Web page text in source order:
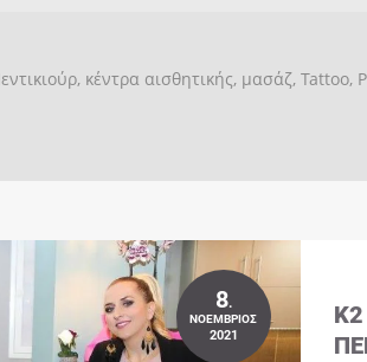
κέντρα αισθητικής, μασάζ, Tattoo,
8.
ΝΟΈΜΒΡΙΟΣ
2021